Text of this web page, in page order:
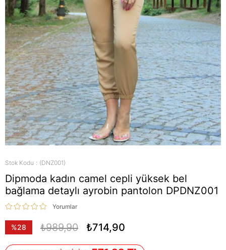
Stok Kodu (DNZ001)
Dipmoda kadın camel cepli yüksek bel
bağlama detaylı ayrobin pantolon DPDNZ001
Yorumlar
%28
₺989,90 ₺714,90